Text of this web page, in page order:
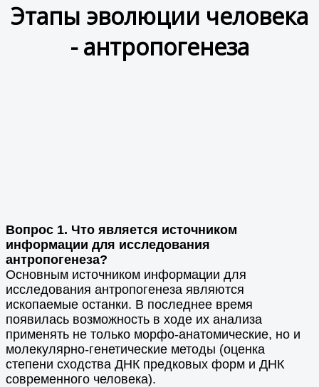
Этапы эволюции человека
- антропогенеза
Вопрос 1. Что является источником
информации для исследования
антропогенеза?
Основным источником информации для
исследования антропогенеза являются
ископаемые останки. В последнее время
появилась возможность в ходе их анализа
применять не только морфо-анатомические, но и
молекулярно-генетические методы (оценка
степени сходства ДНК предковых форм и ДНК
современного человека).